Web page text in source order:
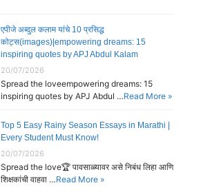
एपीजे अब्दुल कलाम यांचे 10 प्रसिद्ध
कोट्स(images)|empowering dreams: 15
inspiring quotes by APJ Abdul Kalam
20/07/2026
Spread the loveempowering dreams: 15
inspiring quotes by APJ Abdul …Read More »
Top 5 Easy Rainy Season Essays in Marathi |
Every Student Must Know!
20/07/2026
Spread the love🏆 पावसाळ्यावर असे निबंध लिहा आणि
शिक्षकांची वाहवा …Read More »